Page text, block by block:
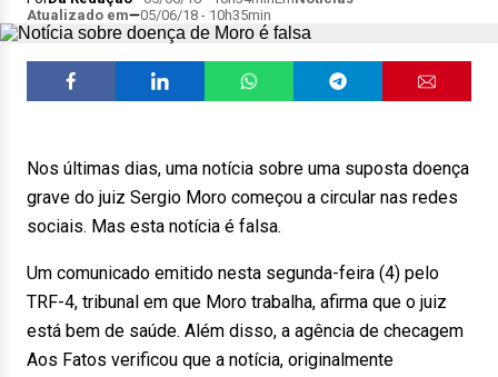
Atualizado em
05/06/18 - 10h35min
Nos últimas dias, uma notícia sobre uma suposta doença
grave do juiz Sergio Moro começou a circular nas redes
sociais. Mas esta notícia é falsa.
Um comunicado emitido nesta segunda-feira (4) pelo
TRF-4, tribunal em que Moro trabalha, afirma que o juiz
está bem de saúde. Além disso, a agência de checagem
Aos Fatos verificou que a notícia, originalmente